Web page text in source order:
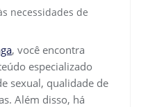
necessidades de
, você encontra
especializado
sexual, qualidade de
Além disso, há